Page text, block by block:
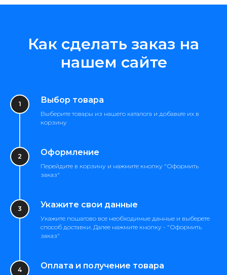
Как сделать заказ на
нашем сайте
Выбор товара
Выберите товары из нашего каталога и добавьте их в
корзину
Оформление
Перейдите в корзину и нажмите кнопку "Оформить
заказ"
Укажите свои данные
Укажите пошагово все необходимые данные и выберете
способ доставки. Далее нажмите кнопку - "Оформить
заказ"
Оплата и получение товара